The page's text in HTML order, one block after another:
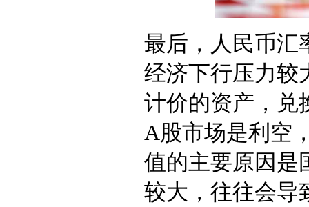
最后，人民币汇
经济下行压力较
计价的资产，兑
A股市场是利空
值的主要原因是
较大，往往会导